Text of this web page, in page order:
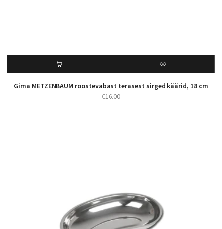
Gima METZENBAUM roostevabast terasest sirged käärid, 18 cm
€16.00